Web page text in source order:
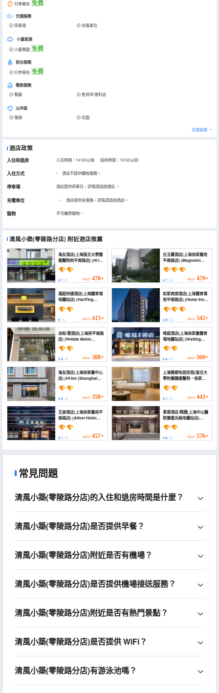
行李寄存 免費
交通服務
停車場 充電車位
小童設施
小童樂園 免費
前台服務
行李寄存 免費
餐飲服務
餐廳 售貨亭/便利店
公共區
電梯 花園
全部設施
酒店政策
入住和退房 入住時間：14:00以後 退房時間：12:00以前
入住方式 酒店不提供櫃枱服務。
停車場 酒店提供停車位，詳情請諮詢酒店 。
充電車位 • 酒店提供充電樁，詳情請諮詢酒店。
寵物 不可攜帶寵物。
清風小築(零陵路分店) 附近酒店推薦
海友酒店(上海復旦大學腫
瘤醫院宛平南路店) (Hi Inn
(Fudan University
Shanghai Cancer
Center, Wanping South
Road))
4.7 / 5 HKD 470+
白玉蘭酒店(上海徐家彙宛
平南路店) (Magnotel
(Wanping Road S))
4.7/ 5 HKD 479+
漢庭快捷酒店(上海體育場
地鐵站店) (HanTing
(Shanghai Stadium
Subway Station))
0 / 5 HKD 415+
如家商旅酒店(上海體育場
宛平南路店) (Home Inn
Wanping South Road))
4.8/ 5 HKD 542+
派柏·雲酒店(上海宛平南路
店) (Pebble Motel
(Shanghai South
Wanping Road）)
3.6 / 5 HKD 308+
唯庭酒店(上海徐家彙體育
場地鐵站店) (Waiting
Hotel(Shanghai Xujiahui
Stadium))
4.6/ 5 HKD 360+
海友酒店(上海徐家彙中心
店) (Hi Inn (Shanghai
4.6 / 5 HKD 358+
上海匯都怡居民宿(復旦大
學附屬腫瘤醫院・徐家彙
Huidu Yiju Homestay
(Fudan University
Affiliated Tumor
Hospital ・ Xujiahui
Subway Station))
4.7/ 5 HKD 443+
艾扉酒店(上海徐家彙宛平
南路店) (Aifeel Hotel
(Shanghai Xujiahui
Wanping South Road))
4.7 / 5 HKD 457+
景萊酒店·精選(上海中山醫
院肇嘉浜路地鐵站店)
(Jinglai Hotel · Selected
(Shanghai Zhongshan
Hospital Zhaojiabang
Road Subway Station
4.6/ 5 HKD 576+
常見問題
清風小築(零陵路分店)的入住和退房時間是什麼？
清風小築(零陵路分店)是否提供早餐？
清風小築(零陵路分店)附近是否有機場？
清風小築(零陵路分店)是否提供機場接送服務？
清風小築(零陵路分店)附近是否有熱門景點？
清風小築(零陵路分店)是否提供 WiFi？
清風小築(零陵路分店)有游泳池嗎？